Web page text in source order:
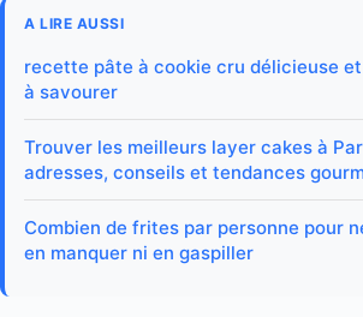
A LIRE AUSSI
recette pâte à cookie cru délicieuse
à savourer
Trouver les meilleurs layer cakes à
adresses, conseils et tendances
Combien de frites par personne pour
en manquer ni en gaspiller